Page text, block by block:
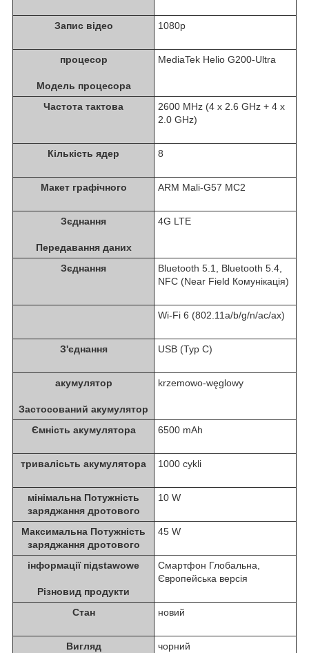
Запис відео 1080p
процесор
Модель процесора
MediaTek Helio G200-Ultra
Частота тактова
2600 MHz (4 x 2.6 GHz + 4 x
2.0 GHz)
Кількість ядер 8
Макет графічного ARM Mali-G57 MC2
Зєднання
Передавання даних
4G LTE
Зєднання
Bluetooth 5.1, Bluetooth 5.4,
NFC (Near Field Комунікація)
Wi-Fi 6 (802.11a/b/g/n/ac/ax)
З'єднання USB (Typ C)
акумулятор
Застосований акумулятор
krzemowo-węglowy
Ємність акумулятора 6500 mAh
тривалісьть акумулятора 1000 cykli
мінімальна Потужність
заряджання дротового
10 W
Максимальна Потужність
заряджання дротового
45 W
інформації підstawowe
Різновид продукти
Смартфон Глобальна,
Європейська версія
Стан новий
Вигляд чорний